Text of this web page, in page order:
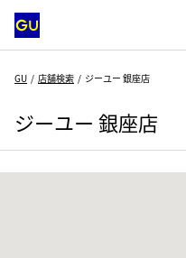
GU 店舗検索 ジーユー 銀座店
ジーユー 銀座店